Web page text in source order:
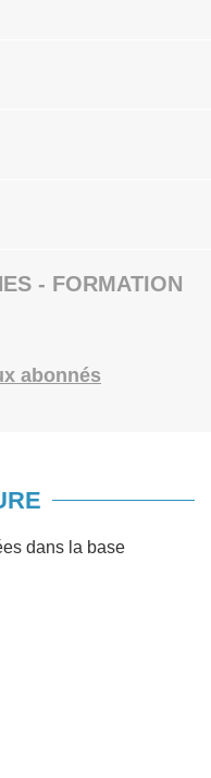
- FORMATION
abonnés
dans la base